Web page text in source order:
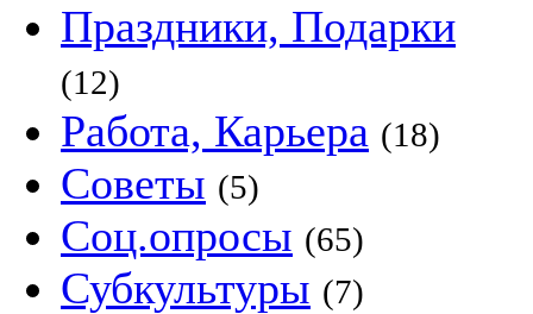
Праздники, Подарки
(12)
Работа, Карьера (18)
Советы (5)
Соц.опросы (65)
Субкультуры (7)